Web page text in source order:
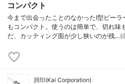
コンパクト
今まで出会ったことのなかったI型ピー
もコンパクト。使うのは簡単で、切れ味
だ、カッティング面が少し狭いのが残…
貝印(Kai Corporation)